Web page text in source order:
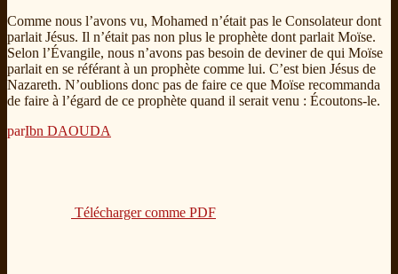
Comme nous l’avons vu, Mohamed n’était pas le Consolateur dont
parlait Jésus. Il n’était pas non plus le prophète dont parlait Moïse.
Selon l’Évangile, nous n’avons pas besoin de deviner de qui Moïse
parlait en se référant à un prophète comme lui. C’est bien Jésus de
Nazareth. N’oublions donc pas de faire ce que Moïse recommanda
de faire à l’égard de ce prophète quand il serait venu : Écoutons-le.
parIbn DAOUDA
Télécharger comme PDF